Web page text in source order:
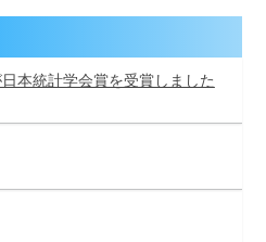
本統計学会賞を受賞しました